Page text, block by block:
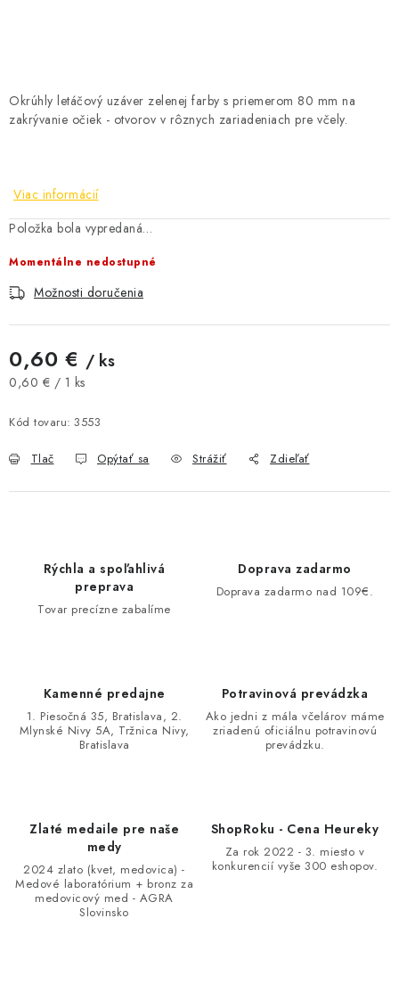
LITERATÚRA - KNIHY
NOVINKY
VÝŽIVOVÉ DOPLNKY
Kontakty
Doprava a platba
Ochrana osobných údajov
Vrátenie tovaru, výmena a reklamácie
Veľkoobchod
Okrúhly letáčový uzáver zelenej farby s priemerom 80 mm na
zakrývanie očiek - otvorov v rôznych zariadeniach pre včely.
Viac informácií
Položka bola vypredaná…
Momentálne nedostupné
Možnosti doručenia
0,60 € / ks
Jednotková cena:
0,60 € / 1 ks
Kód tovaru: 3553
Tlač Opýtať sa Strážiť Zdieľať
Rýchla a spoľahlivá
preprava
Tovar precízne zabalíme
Doprava zadarmo
Doprava zadarmo nad 109€.
Kamenné predajne
1. Piesočná 35, Bratislava, 2.
Mlynské Nivy 5A, Tržnica Nivy,
Bratislava
Potravinová prevádzka
Ako jedni z mála včelárov máme
zriadenú oficiálnu potravinovú
prevádzku.
Zlaté medaile pre naše
medy
2024 zlato (kvet, medovica) -
Medové laboratórium + bronz za
medovicový med - AGRA
Slovinsko
ShopRoku - Cena Heureky
Za rok 2022 - 3. miesto v
konkurencií vyše 300 eshopov.